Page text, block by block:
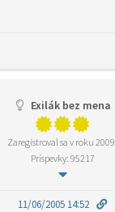
Exilák bez mena
Zaregistroval sa v roku 2009
Príspevky: 95217
11/06/2005 14:52